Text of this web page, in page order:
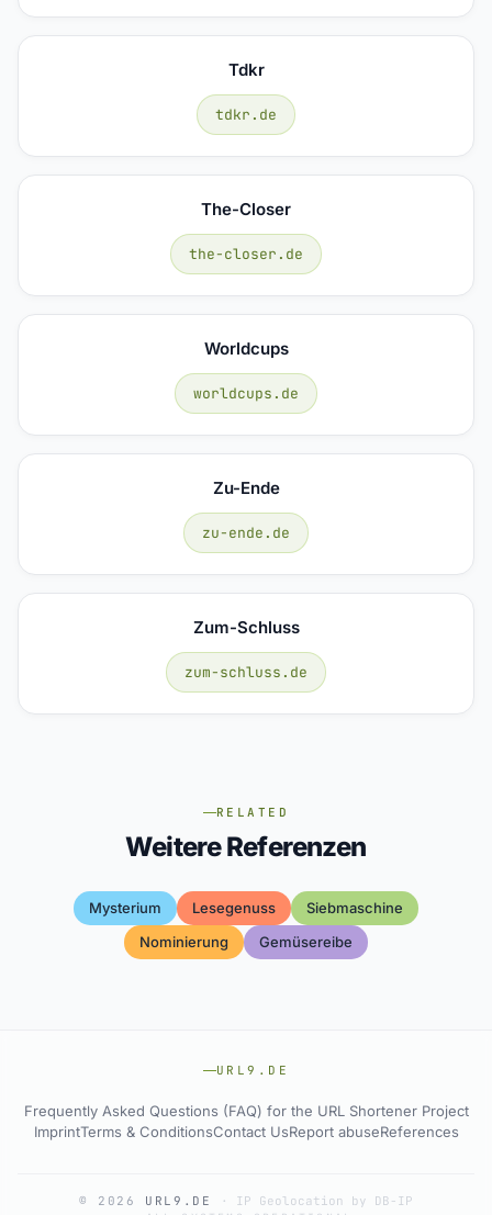
Tdkr
tdkr.de
The-Closer
the-closer.de
Worldcups
worldcups.de
Zu-Ende
zu-ende.de
Zum-Schluss
zum-schluss.de
RELATED
Weitere Referenzen
Mysterium Lesegenuss
Siebmaschine
Nominierung
Gemüsereibe
URL9.DE
Frequently Asked Questions (FAQ) for the URL Shortener Project
ImprintTerms & ConditionsContact UsReport abuseReferences
© 2026 URL9.DE · IP Geolocation by DB-IP